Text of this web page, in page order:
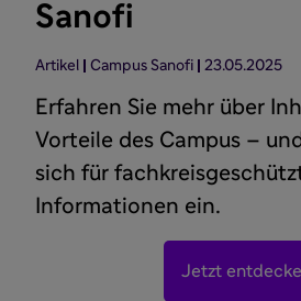
Sanofi
Artikel Campus Sanofi 23.05.2025
Erfahren Sie mehr über
Vorteile des Campus –
sich für
Informationen ein.
Jetzt